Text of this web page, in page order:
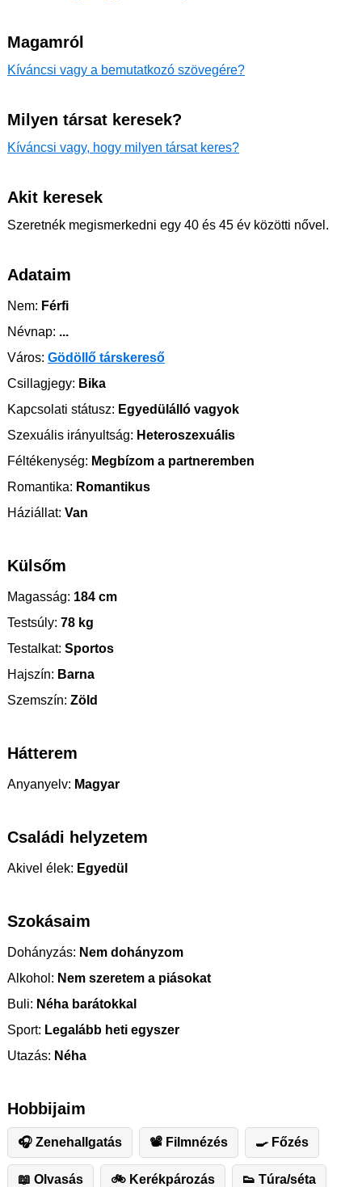
Magamról
Kíváncsi vagy a bemutatkozó szövegére?
Milyen társat keresek?
Kíváncsi vagy, hogy milyen társat keres?
Akit keresek
Szeretnék megismerkedni egy 40 és 45 év közötti nővel.
Adataim
Nem: Férfi
Névnap: ...
Város: Gödöllő társkereső
Csillagjegy: Bika
Kapcsolati státusz: Egyedülálló vagyok
Szexuális irányultság: Heteroszexuális
Féltékenység: Megbízom a partneremben
Romantika: Romantikus
Háziállat: Van
Külsőm
Magasság: 184 cm
Testsúly: 78 kg
Testalkat: Sportos
Hajszín: Barna
Szemszín: Zöld
Hátterem
Anyanyelv: Magyar
Családi helyzetem
Akivel élek: Egyedül
Szokásaim
Dohányzás: Nem dohányzom
Alkohol: Nem szeretem a piásokat
Buli: Néha barátokkal
Sport: Legalább heti egyszer
Utazás: Néha
Hobbijaim
🎧 Zenehallgatás 📽 Filmnézés 🍳 Főzés
📖 Olvasás 🚲 Kerékpározás 👟 Túra/séta